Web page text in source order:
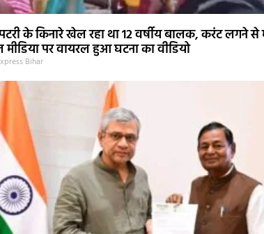
के किनारे खेल रहा था 12 वर्षीय बालक, करंट लगने से
पर वायरल हुआ घटना का वीडियो
Bihar